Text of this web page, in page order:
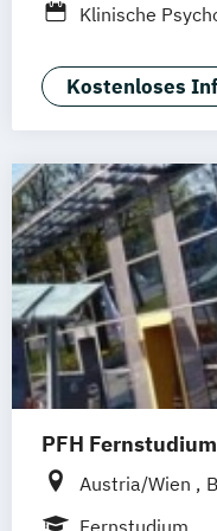
Klinische
Psychologie
Kostenloses
PFH Fernstudium
Austria/Wien
Dortmund
Fernstudium